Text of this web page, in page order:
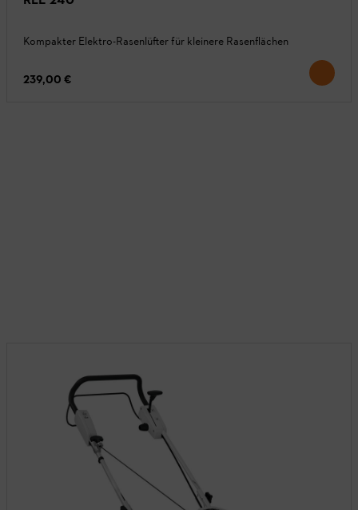
Kompakter Elektro-Rasenlüfter für kleinere Rasenflächen
239,00 €